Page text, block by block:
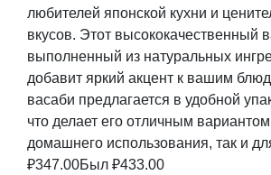
любителей японской кухни и
вкусов. Этот высококачественный
выполненный из натуральных
добавит яркий акцент к вашим
васаби предлагается в удобной
что делает его отличным
домашнего использования, так и
₽347.00Был ₽433.00